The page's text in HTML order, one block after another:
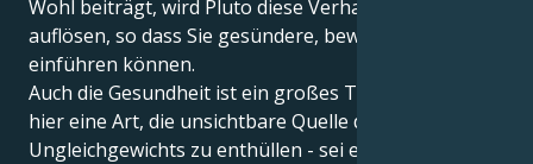
Wohl beiträgt, wird Pluto diese Verhaltensweisen
auflösen, so dass Sie gesündere, bewusstere Muster
einführen können.
Auch die Gesundheit ist ein großes Thema. Pluto hat
hier eine Art, die unsichtbare Quelle des
Ungleichgewichts zu enthüllen - sei es körperlich